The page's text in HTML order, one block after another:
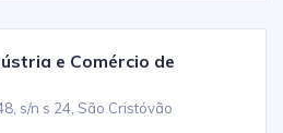
e Comércio de
s/n s 24, São Cristóvão